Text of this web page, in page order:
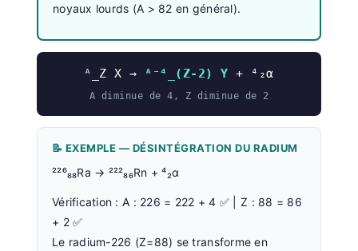
noyaux lourds (A > 82 en général).
ᴬ_Z X → ᴬ⁻⁴_(Z-2) Y + ⁴₂α
A diminue de 4, Z diminue de 2
📝 EXEMPLE — DÉSINTÉGRATION DU RADIUM
²²⁶₈₈Ra → ²²²₈₆Rn + ⁴₂α
Vérification : A : 226 = 222 + 4 ✅ | Z : 88 = 86
+ 2 ✅
Le radium-226 (Z=88) se transforme en